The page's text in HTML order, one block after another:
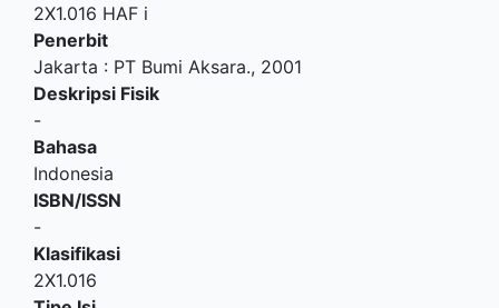
2X1.016 HAF i
Penerbit
Jakarta : PT Bumi Aksara., 2001
Deskripsi Fisik
-
Bahasa
Indonesia
ISBN/ISSN
-
Klasifikasi
2X1.016